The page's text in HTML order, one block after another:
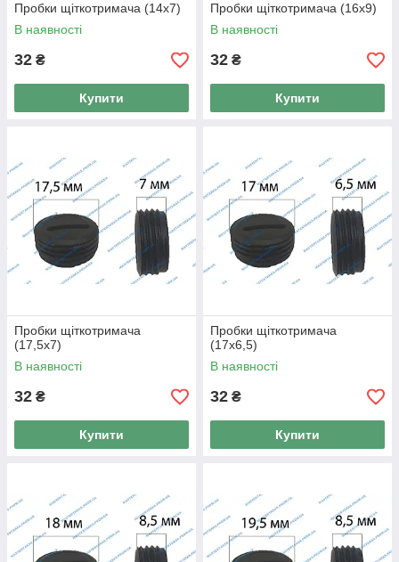
Пробки щіткотримача (14x7)
В наявності
32 ₴
Купити
Пробки щіткотримача (16x9)
В наявності
32 ₴
Купити
Пробки щіткотримача
(17,5x7)
В наявності
32 ₴
Купити
Пробки щіткотримача
(17x6,5)
В наявності
32 ₴
Купити